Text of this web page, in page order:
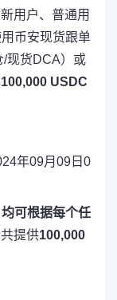
用户、普通用
币安现货跟单
/现货DCA）或
100,000 USDC
年09月09日0
均可根据每个任
提供100,000